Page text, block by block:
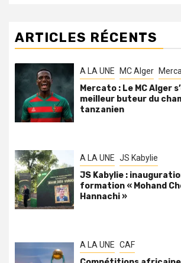
ARTICLES RÉCENTS
A LA UNE MC Alger
Mercato : Le MC Alger
meilleur buteur du
tanzanien
A LA UNE JS Kabylie
JS Kabylie :
formation « Mohand
Hannachi »
A LA UNE CAF